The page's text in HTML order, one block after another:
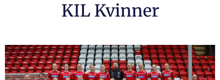
KIL Kvinner